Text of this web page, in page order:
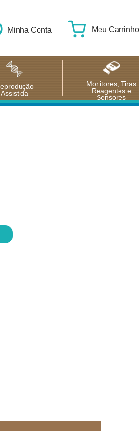
Minha Conta Meu Carrinho
Assistida
Monitores, Tiras
Reagentes e
Sensores